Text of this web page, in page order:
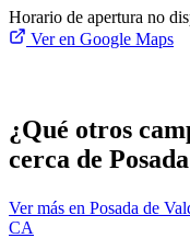
Horario de apertura no
Ver en Google Maps
¿Qué otros
cerca de
Ver más en Posada de
CA